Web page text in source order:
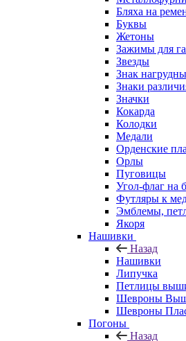
Бляха на
Буквы
Жетоны
Зажимы для
Звезды
Знак
Знаки
Значки
Кокарда
Колодки
Медали
Орденские
Орлы
Пуговицы
Угол-флаг на
Футляры к
Эмблемы,
Якоря
Нашивки
Назад
Нашивки
Липучка
Петлицы
Шевроны
Шевроны
Погоны
Назад